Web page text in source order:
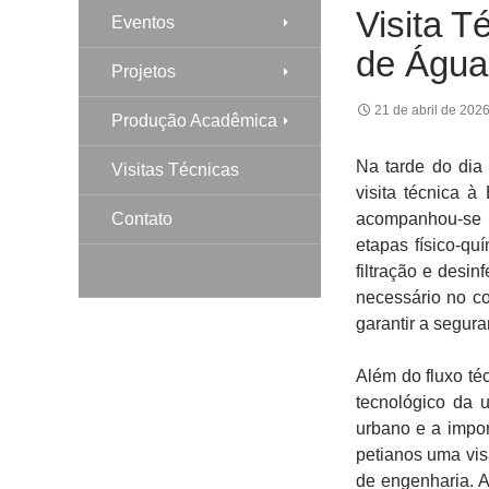
Visita
de Água
21 de abril de 2026
Na tarde do dia
visita técnica à
acompanhou-
etapas físico-
filtração e
necessário no
garantir a
Além do fluxo
tecnológico da
urbano e a
petianos uma
de engenharia.
Eventos
Projetos
Produção Acadêmica
Visitas Técnicas
Contato